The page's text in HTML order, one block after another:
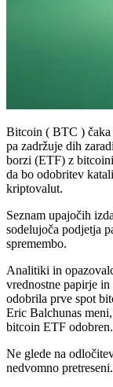
Bitcoin ( BTC ) čaka
pa zadržuje dih
borzi (ETF) z
da bo odobritev
kriptovalut.
Seznam upajočih
sodelujoča podjetja
spremembo.
Analitiki in
vrednostne papirje
odobrila prve spot
Eric Balchunas
bitcoin ETF odobren.
Ne glede na
nedvomno pretreseni.